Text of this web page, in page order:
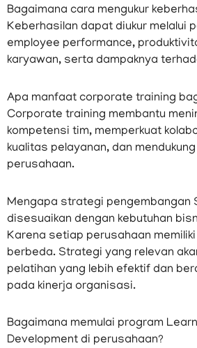
Bagaimana cara mengukur
Keberhasilan dapat diukur melalui
employee performance,
karyawan, serta dampaknya
Apa manfaat corporate training
Corporate training membantu
kompetensi tim, memperkuat
kualitas pelayanan, dan
perusahaan.
Mengapa strategi pengembangan
disesuaikan dengan kebutuhan
Karena setiap perusahaan
berbeda. Strategi yang relevan
pelatihan yang lebih efektif dan
pada kinerja organisasi.
Bagaimana memulai program
Development di perusahaan?